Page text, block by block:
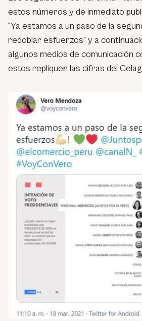
estos números y de inmediato
“Ya estamos a un paso de la
redoblar esfuerzos” y a
algunos medios de comunicación
estos repliquen las cifras del